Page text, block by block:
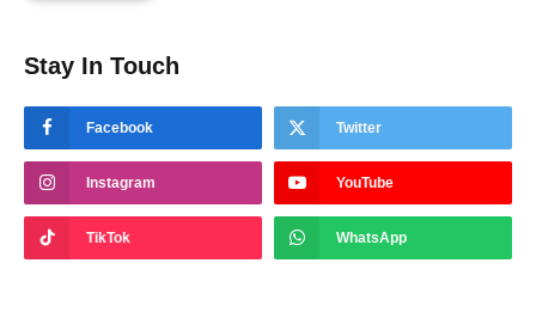
Stay In Touch
Facebook Twitter
Instagram YouTube
TikTok WhatsApp